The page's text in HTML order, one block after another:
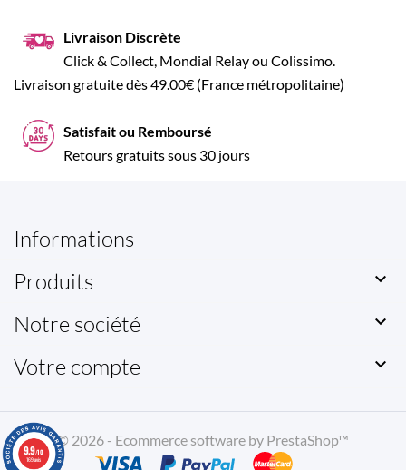
Livraison Discrète
Click & Collect, Mondial Relay ou Colissimo.
Livraison gratuite dès 49.00€ (France métropolitaine)
Satisfait ou Remboursé
Retours gratuits sous 30 jours
Informations
Produits

Notre société 
Votre compte 
© 2026 - Ecommerce software by PrestaShop™
9.9/10
169 avis